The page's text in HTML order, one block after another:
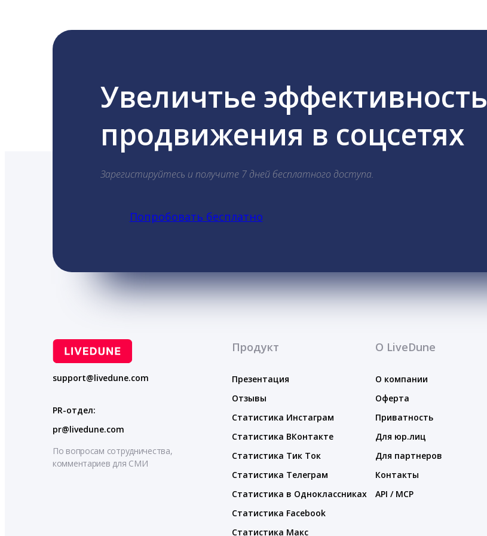
Увеличтье эффективность
продвижения в соцсетях
Зарегистируйтесь и получите 7 дней бесплатного доступа.
Попробовать бесплатно
support@livedune.com
PR-отдел:
pr@livedune.com
По вопросам сотрудничества,
комментариев для СМИ
Продукт
Презентация
Отзывы
Статистика Инстаграм
Статистика ВКонтакте
Статистика Тик Ток
Статистика Телеграм
Статистика в Одноклассниках
Статистика Facebook
Статистика Макс
О LiveDune
О компании
Оферта
Приватность
Для юр.лиц
Для партнеров
Контакты
API / MCP